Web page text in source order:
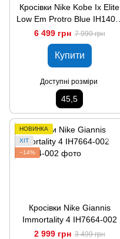
Кросівки Nike Kobe Ix Elite
Low Em Protro Blue IH1401-
400
6 499 грн 7 999 грн
Купити
Доступні розміри
45,5
НОВИНКА
ХІТ
−14%
Кросівки Nike Giannis
Immortality 4 IH7664-002
2 999 грн 3 499 грн